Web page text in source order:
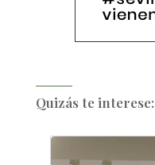
Quizás te interese: